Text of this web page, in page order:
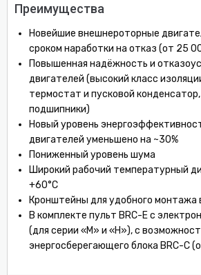
Преимущества
Новейшие внешнероторные
сроком наработки на отказ (от 25
Повышенная надёжность и
двигателей (высокий класс
термостат и пусковой
подшипники)
Новый уровень
двигателей уменьшено на ~30%
Пониженный уровень шума
Широкий рабочий температурный
+60°С
Кронштейны для удобного монтажа
В комплекте пульт BRC-E с
(для серии «M» и «H»), с
энергосберегающего блока BRC-C